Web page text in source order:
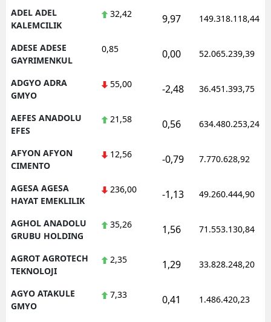
ADEL ADEL
KALEMCILIK
32,42 9,97 149.318.118,44
ADESE ADESE
GAYRIMENKUL
0,85 0,00 52.065.239,39
ADGYO ADRA
GMYO
55,00 -2,48 36.451.393,75
AEFES ANADOLU
EFES
21,58 0,56 634.480.253,24
AFYON AFYON
CIMENTO
12,56 -0,79 7.770.628,92
AGESA AGESA
HAYAT EMEKLILIK
236,00 -1,13 49.260.444,90
AGHOL ANADOLU
GRUBU HOLDING
35,26 1,56 71.553.130,84
AGROT AGROTECH
TEKNOLOJI
2,35 1,29 33.828.248,20
AGYO ATAKULE
GMYO
7,33 0,41 1.486.420,23